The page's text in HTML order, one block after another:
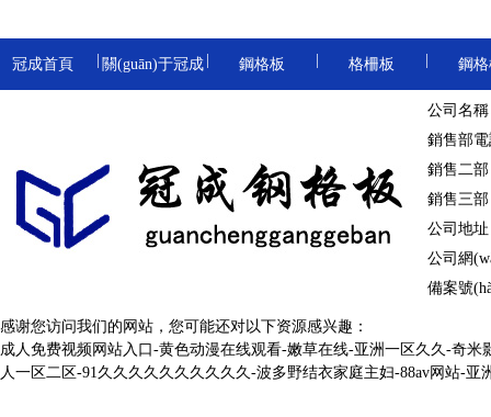
電鍍鋅鋼格板
齒形鋼格板
冠成首頁 關(guān)于冠成 鋼格板
棧橋鋼格板
網(wǎng)格板
格柵板
地溝格
洗車房
|
鋼
冷鍍鋅鋼格柵板
鋼格柵板
異型鋼格柵板
防滑溝蓋板
|
熱鍍鋅溝蓋板 金屬踏步板
|
樓梯
|
圍欄
球形立
公司名
銷售部電
銷售二
銷售三
公司地
公司網
備案號
感谢您访问我们的网站，您可能还对以下资源感兴趣：
成人免费视频网站入口-黄色动漫在线观看-嫩草在线-亚洲一区久久-奇
人一区二区-91久久久久久久久久久久-波多野结衣家庭主妇-88av网站-